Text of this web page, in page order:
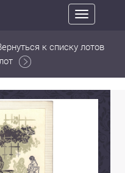
Toggle
navigation
к списку лотов